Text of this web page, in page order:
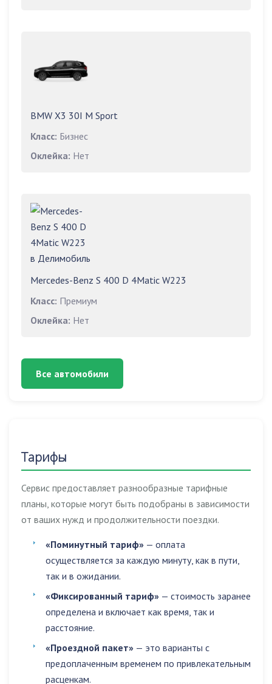
BMW X3 30I M Sport
Класс: Бизнес
Оклейка: Нет
Mercedes-Benz S 400 D 4Matic W223
Класс: Премиум
Оклейка: Нет
Все автомобили
Тарифы
Сервис предоставляет разнообразные тарифные
планы, которые могут быть подобраны в зависимости
от ваших нужд и продолжительности поездки.
«Поминутный тариф» — оплата
осуществляется за каждую минуту, как в пути,
так и в ожидании.
«Фиксированный тариф» — стоимость заранее
определена и включает как время, так и
расстояние.
«Проездной пакет» — это варианты с
предоплаченным временем по привлекательным
расценкам.